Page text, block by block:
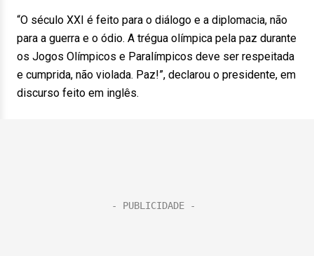
“O século XXI é feito para o diálogo e a diplomacia, não
para a guerra e o ódio. A trégua olímpica pela paz durante
os Jogos Olímpicos e Paralímpicos deve ser respeitada
e cumprida, não violada. Paz!”, declarou o presidente, em
discurso feito em inglês.